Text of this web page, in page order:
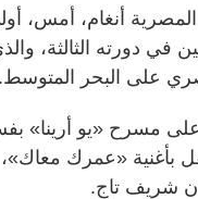
المصرية أنغام، أمس،
في دورته الثالثة،
على البحر المتوسط.
مسرح «يو أرينا»
بأغنية «عمرك
شريف تاج.